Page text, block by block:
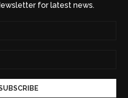
for latest news.